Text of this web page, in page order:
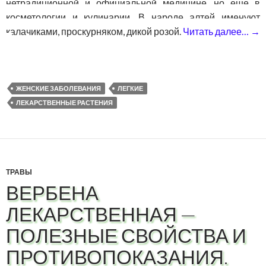
нетрадиционной и официальной медицине, но еще в
косметологии и кулинарии. В народе алтей именуют
калачиками, проскурняком, дикой розой. Читать далее… →
ЖЕНСКИЕ ЗАБОЛЕВАНИЯ
ЛЕГКИЕ
ЛЕКАРСТВЕННЫЕ РАСТЕНИЯ
ТРАВЫ
ВЕРБЕНА
ЛЕКАРСТВЕННАЯ —
ПОЛЕЗНЫЕ СВОЙСТВА И
ПРОТИВОПОКАЗАНИЯ.